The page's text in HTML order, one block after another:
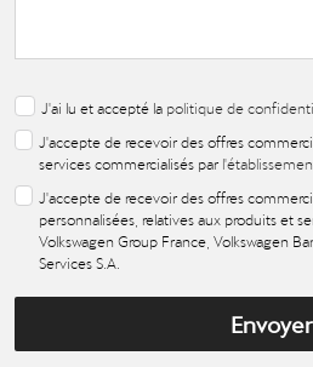
J'ai lu et accepté la politique de
J'accepte de recevoir des offres
services commercialisés par
J'accepte de recevoir des offres
personnalisées, relatives aux produits et
Volkswagen Group France, Volkswagen
Services S.A.
Envoyer